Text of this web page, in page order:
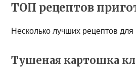
ТОП рецептов
Несколько лучших рецептов для
Тушеная картошка